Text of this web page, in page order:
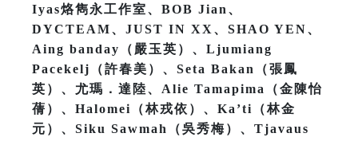
Iyas烙雋永工作室、BOB Jian、
DYCTEAM、JUST IN XX、SHAO YEN、
Aing banday（嚴玉英）、Ljumiang
Pacekelj（許春美）、Seta Bakan（張鳳
英）、尤瑪．達陸、Alie Tamapima（金陳怡
蒨）、Halomei（林戎依）、Ka’ti（林金
元）、Siku Sawmah（吳秀梅）、Tjavaus